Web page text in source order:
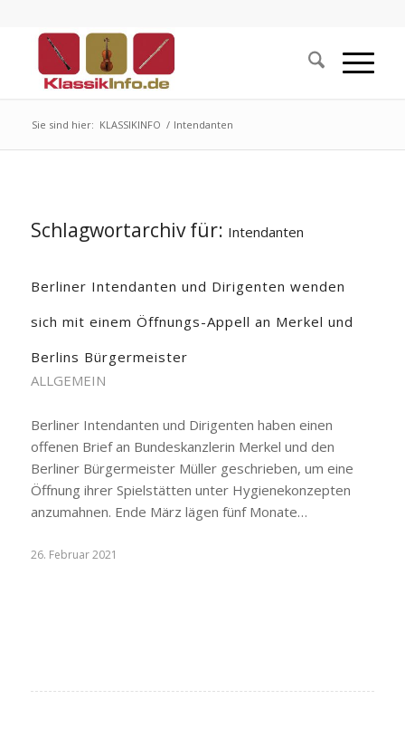
Sie sind hier: KLASSIKINFO / Intendanten
Schlagwortarchiv für: Intendanten
Berliner Intendanten und Dirigenten wenden
sich mit einem Öffnungs-Appell an Merkel und
Berlins Bürgermeister
ALLGEMEIN
Berliner Intendanten und Dirigenten haben einen
offenen Brief an Bundeskanzlerin Merkel und den
Berliner Bürgermeister Müller geschrieben, um eine
Öffnung ihrer Spielstätten unter Hygienekonzepten
anzumahnen. Ende März lägen fünf Monate…
26. Februar 2021